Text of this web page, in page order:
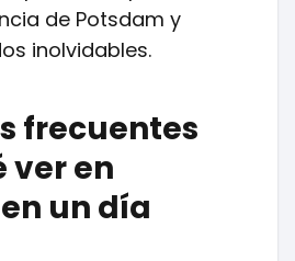
de Potsdam y
inolvidables.
frecuentes
ver en
un día